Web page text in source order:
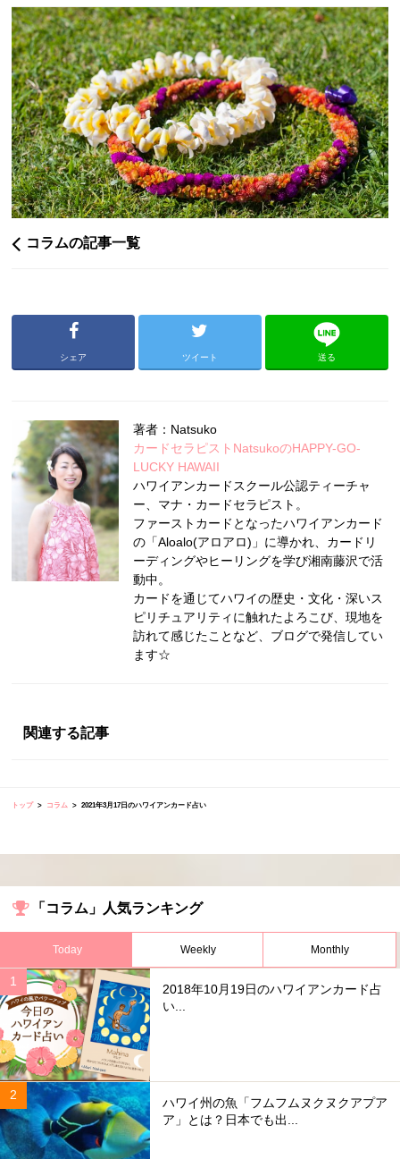
コラムの記事一覧
シェア ツイート 送る
著者：Natsuko
カードセラピストNatsukoのHAPPY-GO-
LUCKY HAWAII
ハワイアンカードスクール公認ティーチャ
ー、マナ・カードセラピスト。
ファーストカードとなったハワイアンカード
の「Aloalo(アロアロ)」に導かれ、カードリ
ーディングやヒーリングを学び湘南藤沢で活
動中。
カードを通じてハワイの歴史・文化・深いス
ピリチュアリティに触れたよろこび、現地を
訪れて感じたことなど、ブログで発信してい
ます☆
関連する記事
トップ コラム 2021年3月17日のハワイアンカード占い
「コラム」人気ランキング
Today Weekly Monthly
2018年10月19日のハワイアンカード占
い...
ハワイ州の魚「フムフムヌクヌクアプア
ア」とは？日本でも出...